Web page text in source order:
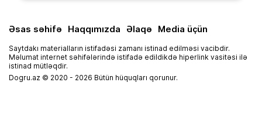
Əsas səhifə Haqqımızda Əlaqə Media üçün
Saytdakı materialların istifadəsi zamanı istinad edilməsi vacibdir.
Məlumat internet səhifələrində istifadə edildikdə hiperlink vasitəsi ilə
istinad mütləqdir.
Dogru.az © 2020 - 2026 Bütün hüquqları qorunur.